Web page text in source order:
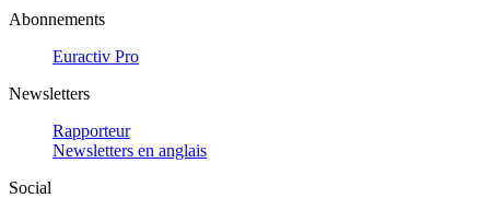
Abonnements
Euractiv Pro
Newsletters
Rapporteur
Newsletters en anglais
Social